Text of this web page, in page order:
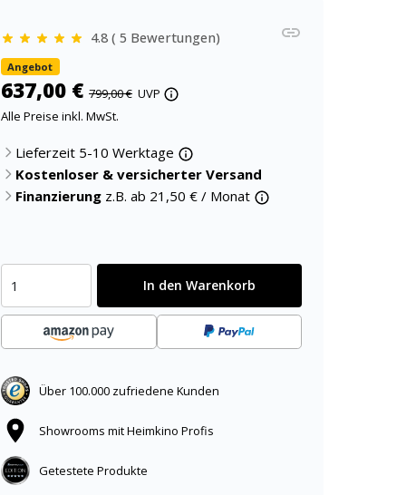
4.8 ( 5 Bewertungen)
Angebot
637,00 € 799,00 € UVP
Alle Preise inkl. MwSt.
Lieferzeit 5-10 Werktage
Kostenloser & versicherter Versand
Finanzierung z.B. ab 21,50 € / Monat
In den Warenkorb
Über 100.000 zufriedene Kunden
Showrooms mit Heimkino Profis
Getestete Produkte